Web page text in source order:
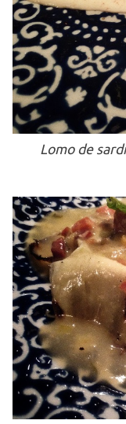
Lomo de